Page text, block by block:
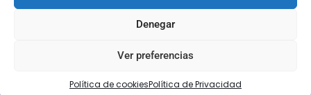
Denegar
Ver preferencias
Política de cookiesPolítica de Privacidad
Información
Blog
Devoluciones